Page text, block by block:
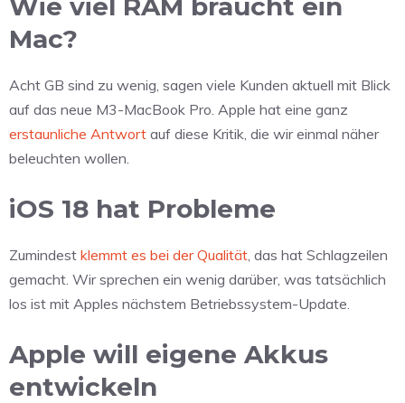
Mac?
Acht GB sind zu wenig, sagen viele Kunden aktuell mit Blick
auf das neue M3-MacBook Pro. Apple hat eine ganz
erstaunliche Antwort auf diese Kritik, die wir einmal näher
beleuchten wollen.
iOS 18 hat Probleme
Zumindest klemmt es bei der Qualität , das hat Schlagzeilen
gemacht. Wir sprechen ein wenig darüber, was tatsächlich
los ist mit Apples nächstem Betriebssystem-Update.
Apple will eigene Akkus
entwickeln